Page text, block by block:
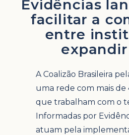
Evidências
facilitar a
entre
A Coalizão Brasileira
uma rede com mais
que trabalham com o
Informadas por
atuam pela